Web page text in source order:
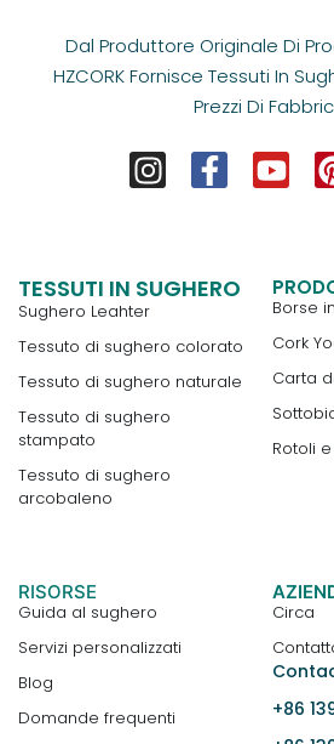
Dal Produttore Originale Di
HZCORK Fornisce Tessuti In
Prezzi Di
TESSUTI IN SUGHERO
Sughero Leahter
Tessuto di sughero colorato
Tessuto di sughero naturale
Tessuto di sughero
stampato
Tessuto di sughero
arcobaleno
Borse
Cork
Carta
Rotoli
RISORSE
Guida al sughero
Servizi personalizzati
Blog
Domande frequenti
Circa
+86